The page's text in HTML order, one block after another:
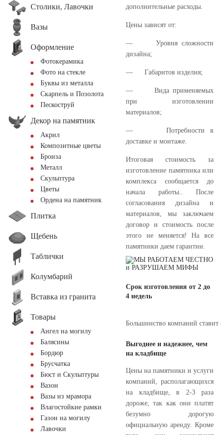
Столики, Лавочки
Вазы
Оформление
Фотокерамика
Фото на стекле
Буквы из металла
Скарпель и Позолота
Пескоструй
Декор на памятник
Акрил
Композитные цветы
Бронза
Металл
Скульптура
Цветы
Ордена на памятник
Плитка
Щебень
Таблички
Колумбарий
Вставка из гранита
Товары
Ангел на могилу
Балясины
Бордюр
Брусчатка
Бюст и Скульптуры
Вазон
Вазы из мрамора
Влагостойкие рамки
Газон на могилу
Лавочки
дополнительные расходы.
Цены зависят от:
—
Уровня сложности
дизайна;
— Габаритов изделия;
—
Вида применяемых
при изготовлении
материалов;
—
Потребности в
доставке и монтаже.
Итоговая стоимость за
изготовление памятника или
комплекса сообщается до
начала работы.. После
согласования дизайна и
материалов, мы заключаем
договор и стоимость после
этого не меняется! На все
памятники даем гарантии.
Срок изготовления от 2 до
4 недель
Большинство компаний ставит
Выгоднее и надежнее, чем
на кладбище
Цены на памятники и услуги
компаний, располагающихся
на кладбище, в 2-3 раза
дороже, так как они платят
безумно дорогую
официальную аренду. Кроме